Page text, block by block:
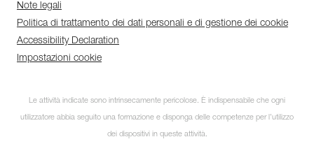
Note legali
Politica di trattamento dei dati personali e di gestione dei cookie
Accessibility Declaration
Impostazioni cookie
Le attività indicate sono intrinsecamente pericolose. È indispensabile che ogni
utilizzatore abbia seguito una formazione e disponga delle competenze per l’utilizzo
dei dispositivi in queste attività.